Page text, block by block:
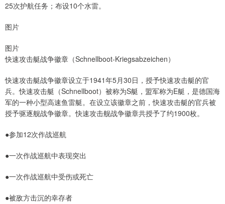
25次护航任务；布设10个水雷。
图片
图片
快速攻击艇战争徽章（Schnellboot-Kriegsabzeichen）
快速攻击艇战争徽章设立于1941年5月30日，授予快速攻击艇的官
兵。快速攻击艇（Schnellboot）被称为S艇，盟军称为E艇，是德国海
军的一种小型高速鱼雷艇。在设立该徽章之前，快速攻击艇的官兵被
授予驱逐舰战争徽章。快速攻击舰战争徽章共授予了约1900枚。
●参加12次作战巡航
●一次作战巡航中表现突出
●一次作战巡航中受伤或死亡
●被敌方击沉的幸存者